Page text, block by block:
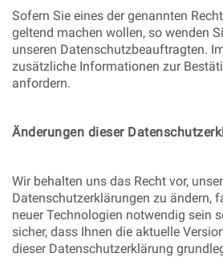
Sofern Sie eines der genannten
geltend machen wollen, so wenden
unseren Datenschutzbeauftragten.
zusätzliche Informationen zur
anfordern.
Änderungen dieser
Wir behalten uns das Recht vor,
Datenschutzerklärungen zu ändern,
neuer Technologien notwendig sein
sicher, dass Ihnen die aktuelle
dieser Datenschutzerklärung